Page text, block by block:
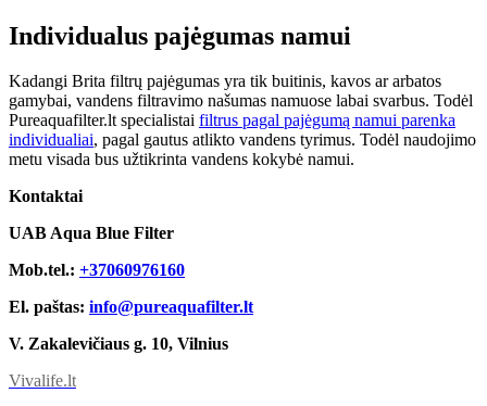
Individualus pajėgumas namui
Kadangi Brita filtrų pajėgumas yra tik buitinis, kavos ar arbatos
gamybai, vandens filtravimo našumas namuose labai svarbus. Todėl
Pureaquafilter.lt specialistai filtrus pagal pajėgumą namui parenka
individualiai, pagal gautus atlikto vandens tyrimus. Todėl naudojimo
metu visada bus užtikrinta vandens kokybė namui.
Kontaktai
UAB Aqua Blue Filter
Mob.tel.: +37060976160
El. paštas: info@pureaquafilter.lt
V. Zakalevičiaus g. 10, Vilnius
Vivalife.lt